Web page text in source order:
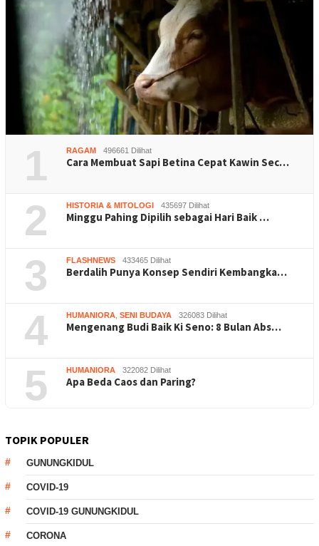
1 RAGAM 496661 Dilihat
Cara Membuat Sapi Betina Cepat Kawin Sec…
2 HISTORIA & MITOLOGI 435697 Dilihat
Minggu Pahing Dipilih sebagai Hari Baik …
3 FLASHNEWS 433465 Dilihat
Berdalih Punya Konsep Sendiri Kembangka…
4 HUMANIORA SENI BUDAYA 326083 Dilihat
Mengenang Budi Baik Ki Seno: 8 Bulan Abs…
5 HUMANIORA 322082 Dilihat
Apa Beda Caos dan Paring?
TOPIK POPULER
GUNUNGKIDUL
COVID-19
COVID-19 GUNUNGKIDUL
CORONA